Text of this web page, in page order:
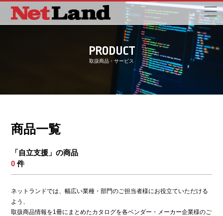
PRODUCT
取扱商品・サービス
商品一覧
「自立支援」の商品
0 件
ネットランドでは、幅広い業種・部門のご担当者様にお役立ていただける
よう、
取扱商品情報を1冊にまとめたカタログを各ベンダー・メーカー企業様のご